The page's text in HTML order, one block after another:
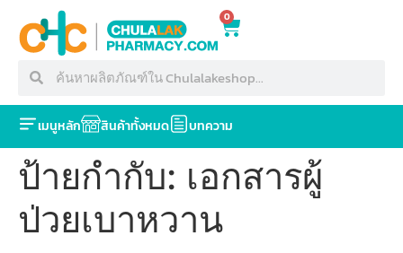
0
เมนูหลัก สินค้าทั้งหมด บทความ
ป้ายกำกับ: เอกสารผู้
ป่วยเบาหวาน